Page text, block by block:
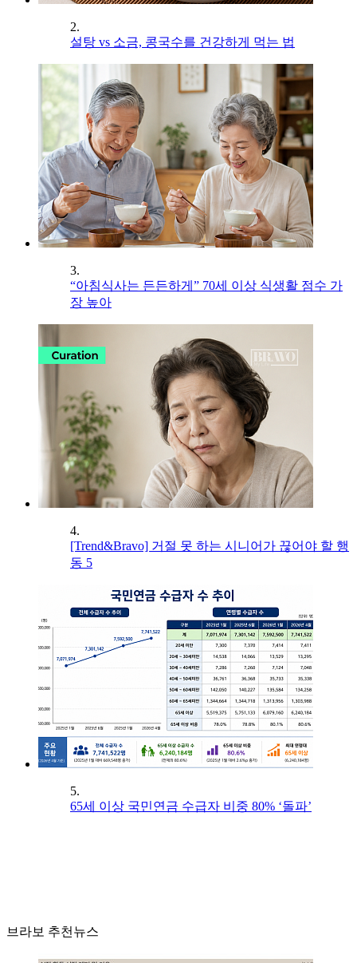
2.
설탕 vs 소금, 콩국수를 건강하게 먹는 법
3.
“아침식사는 든든하게” 70세 이상 식생활 점수 가
장 높아
4.
[Trend&Bravo] 거절 못 하는 시니어가 끊어야 할 행
동 5
5.
65세 이상 국민연금 수급자 비중 80% ‘돌파’
브라보 추천뉴스